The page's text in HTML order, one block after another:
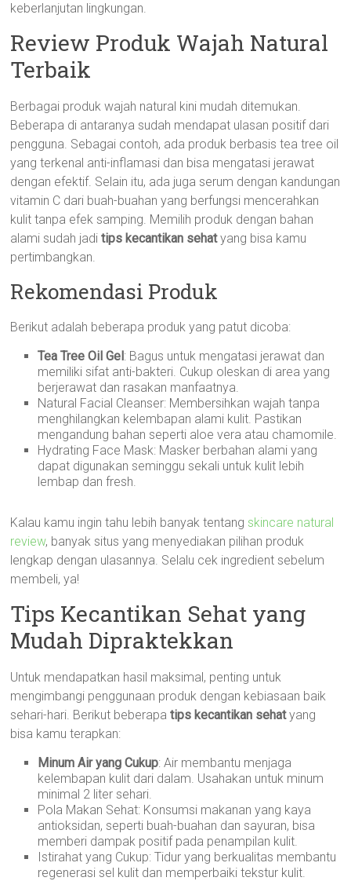
keberlanjutan lingkungan.
Review Produk Wajah Natural
Terbaik
Berbagai produk wajah natural kini mudah ditemukan.
Beberapa di antaranya sudah mendapat ulasan positif dari
pengguna. Sebagai contoh, ada produk berbasis tea tree oil
yang terkenal anti-inflamasi dan bisa mengatasi jerawat
dengan efektif. Selain itu, ada juga serum dengan kandungan
vitamin C dari buah-buahan yang berfungsi mencerahkan
kulit tanpa efek samping. Memilih produk dengan bahan
alami sudah jaditips kecantikan sehatyang bisa kamu
pertimbangkan.
Rekomendasi Produk
Berikut adalah beberapa produk yang patut dicoba:
Tea Tree Oil Gel: Bagus untuk mengatasi jerawat dan
memiliki sifat anti-bakteri. Cukup oleskan di area yang
berjerawat dan rasakan manfaatnya.
Natural Facial Cleanser: Membersihkan wajah tanpa
menghilangkan kelembapan alami kulit. Pastikan
mengandung bahan seperti aloe vera atau chamomile.
Hydrating Face Mask: Masker berbahan alami yang
dapat digunakan seminggu sekali untuk kulit lebih
lembap dan fresh.
Kalau kamu ingin tahu lebih banyak tentang skincare natural
review, banyak situs yang menyediakan pilihan produk
lengkap dengan ulasannya. Selalu cek ingredient sebelum
membeli, ya!
Tips Kecantikan Sehat yang
Mudah Dipraktekkan
Untuk mendapatkan hasil maksimal, penting untuk
mengimbangi penggunaan produk dengan kebiasaan baik
sehari-hari. Berikut beberapatips kecantikan sehatyang
bisa kamu terapkan:
Minum Air yang Cukup: Air membantu menjaga
kelembapan kulit dari dalam. Usahakan untuk minum
minimal 2 liter sehari.
Pola Makan Sehat: Konsumsi makanan yang kaya
antioksidan, seperti buah-buahan dan sayuran, bisa
memberi dampak positif pada penampilan kulit.
Istirahat yang Cukup: Tidur yang berkualitas membantu
regenerasi sel kulit dan memperbaiki tekstur kulit.